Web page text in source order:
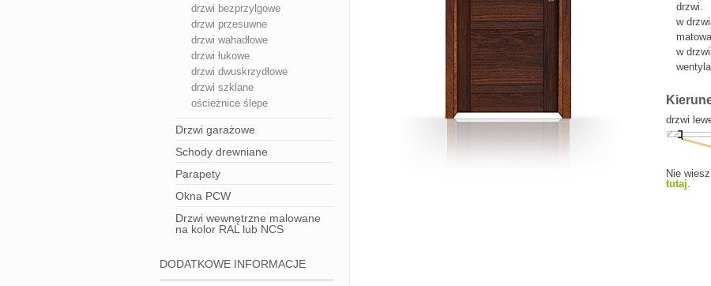
drzwi bezprzylgowe
drzwi przesuwne
drzwi wahadłowe
drzwi łukowe
drzwi dwuskrzydłowe
drzwi szklane
ościeżnice ślepe
Drzwi garażowe
Schody drewniane
Parapety
Okna PCW
Drzwi wewnętrzne malowane
na kolor RAL lub NCS
DODATKOWE INFORMACJE
drzwi.
w
w
drzwi
Nie
tutaj.